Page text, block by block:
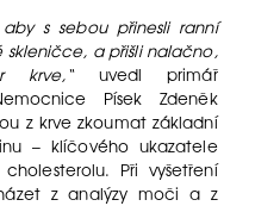
s sebou přinesli ranní
a přišli nalačno,
uvedl primář
Písek Zdeněk
z krve zkoumat základní
– klíčového ukazatele
Při vyšetření
z analýzy moči a z